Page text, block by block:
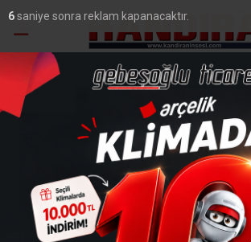
4saniye sonra reklam kapanacaktır.